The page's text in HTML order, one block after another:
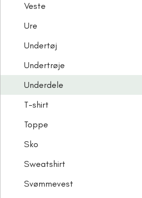
Veste
Ure
Undertøj
Undertrøje
Underdele
T-shirt
Toppe
Sko
Sweatshirt
Svømmevest